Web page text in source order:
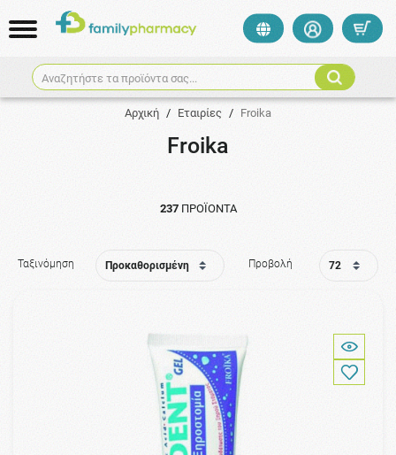
Αναζητήστε τα προϊόντα σας...
Αρχική / Εταιρίες / Froika
Froika
237ΠΡΟΪΌΝΤΑ
Ταξινόμηση Προβολή